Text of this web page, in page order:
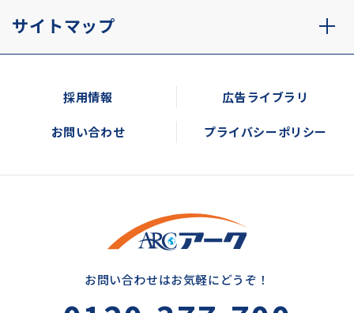
サイトマップ
採用情報 広告ライブラリ
お問い合わせ プライバシーポリシー
お問い合わせはお気軽にどうぞ！